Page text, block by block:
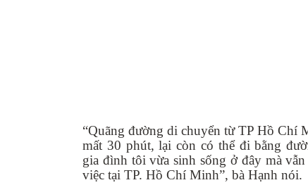
“Quãng đường di chuyển từ TP Hồ Chí
mất 30 phút, lại còn có thể đi bằng
gia đình tôi vừa sinh sống ở đây mà
việc tại TP. Hồ Chí Minh”, bà Hạnh nói.